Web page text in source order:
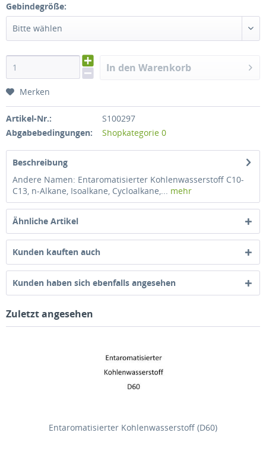
Gebindegröße:
Bitte wählen
In den Warenkorb
Merken
Artikel-Nr.:
S100297
Abgabebedingungen:
Shopkategorie 0
Beschreibung
Andere Namen: Entaromatisierter Kohlenwasserstoff C10-
C13, n-Alkane, Isoalkane, Cycloalkane,... mehr
Ähnliche Artikel
Kunden kauften auch
Kunden haben sich ebenfalls angesehen
Zuletzt angesehen
Entaromatisierter Kohlenwasserstoff (D60)